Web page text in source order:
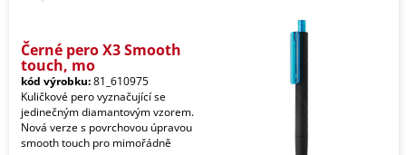
Černé pero X3 Smooth
touch, mo
kód výrobku:81_610975
Kuličkové pero vyznačující se
jedinečným diamantovým vzorem.
Nová verze s povrchovou úpravou
smooth touch pro mimořádně